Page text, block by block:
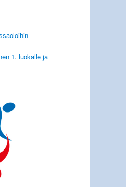
1. luokalle ja